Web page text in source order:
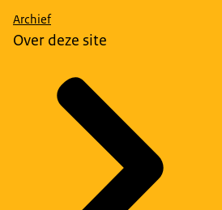
Archief
Over deze site